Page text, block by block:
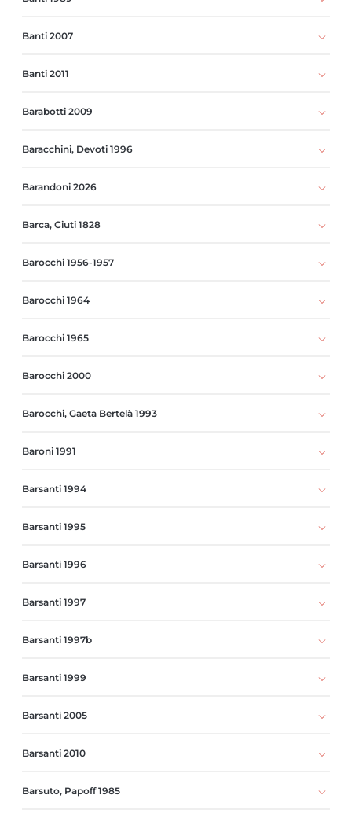
Banti 2007
Banti 2011
Barabotti 2009
Baracchini, Devoti 1996
Barandoni 2026
Barca, Ciuti 1828
Barocchi 1956-1957
Barocchi 1964
Barocchi 1965
Barocchi 2000
Barocchi, Gaeta Bertelà 1993
Baroni 1991
Barsanti 1994
Barsanti 1995
Barsanti 1996
Barsanti 1997
Barsanti 1997b
Barsanti 1999
Barsanti 2005
Barsanti 2010
Barsuto, Papoff 1985